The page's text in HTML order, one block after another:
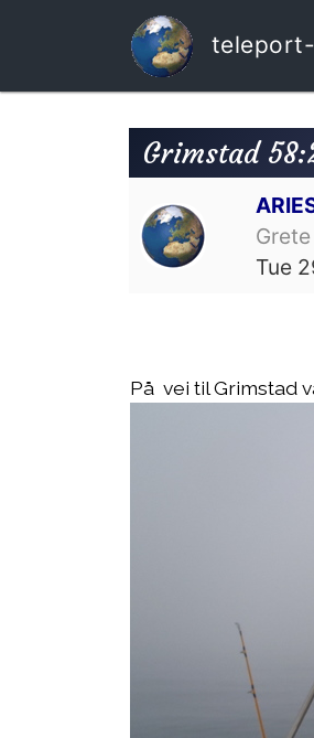
Grimstad
Tue
På vei til Grimstad